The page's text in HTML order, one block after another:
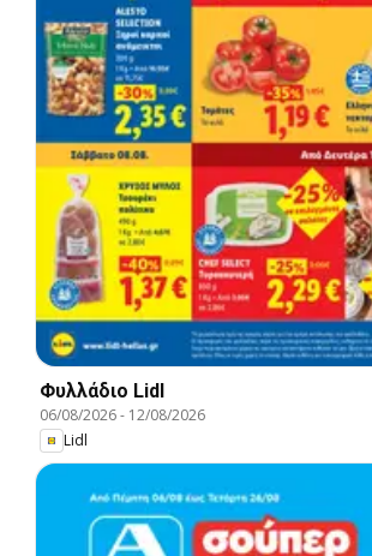
Φυλλάδιο Lidl
06/08/2026- 12/08/2026
Lidl